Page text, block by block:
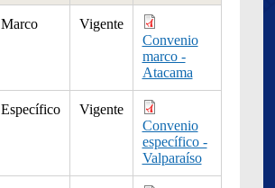
Marco
Vigente
Convenio
marco -
Atacama
Específico
Vigente
Convenio
específico -
Valparaíso